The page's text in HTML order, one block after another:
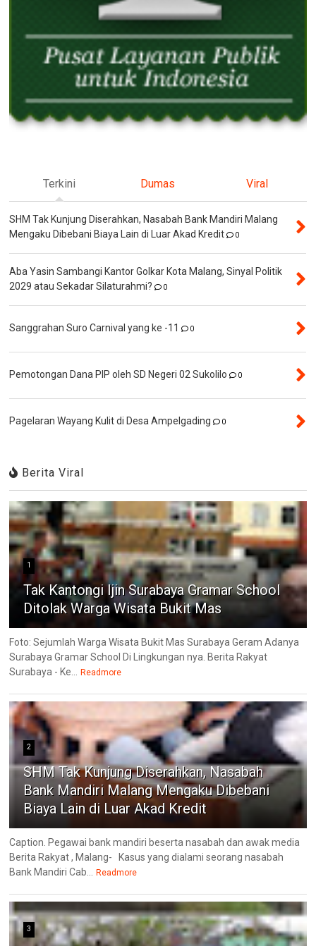
Terkini Dumas Viral
SHM Tak Kunjung Diserahkan, Nasabah Bank Mandiri Malang
Mengaku Dibebani Biaya Lain di Luar Akad Kredit
0
Aba Yasin Sambangi Kantor Golkar Kota Malang, Sinyal Politik
2029 atau Sekadar Silaturahmi?
0
Sanggrahan Suro Carnival yang ke -11 0
Pemotongan Dana PIP oleh SD Negeri 02 Sukolilo 0
Pagelaran Wayang Kulit di Desa Ampelgading 0
Berita Viral
1
Tak Kantongi Ijin Surabaya Gramar School
Ditolak Warga Wisata Bukit Mas
Foto: Sejumlah Warga Wisata Bukit Mas Surabaya Geram Adanya
Surabaya Gramar School Di Lingkungan nya. Berita Rakyat
Surabaya - Ke...
Readmore
2
SHM Tak Kunjung Diserahkan, Nasabah
Bank Mandiri Malang Mengaku Dibebani
Biaya Lain di Luar Akad Kredit
Caption. Pegawai bank mandiri beserta nasabah dan awak media
Berita Rakyat , Malang- ‎Kasus yang dialami seorang nasabah
Bank Mandiri Cab...
Readmore
3